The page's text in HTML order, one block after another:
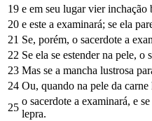
19 e em seu lugar vier inchação
20 e este a examinará; se ela
21 Se, porém, o sacerdote a
22 Se ela se estender na pele, o
23 Mas se a mancha lustrosa
24 Ou, quando na pele da
25
o sacerdote a examinará, e
lepra.